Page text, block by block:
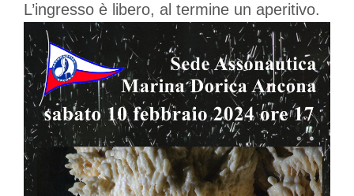
L’ingresso è libero, al termine un aperitivo.